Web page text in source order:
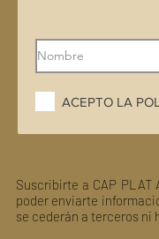
ACEPTO LA
Suscribirte a CAP
poder enviarte
se cederán a terceros ni